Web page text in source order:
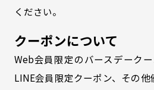
ください。
クーポンについて
Web会員限定のバースデークー
LINE会員限定クーポン、その